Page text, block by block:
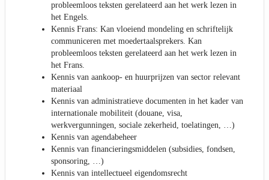
probleemloos teksten gerelateerd aan het werk lezen in
het Engels.
Kennis Frans: Kan vloeiend mondeling en schriftelijk
communiceren met moedertaalsprekers. Kan
probleemloos teksten gerelateerd aan het werk lezen in
het Frans.
Kennis van aankoop- en huurprijzen van sector relevant
materiaal
Kennis van administratieve documenten in het kader van
internationale mobiliteit (douane, visa,
werkvergunningen, sociale zekerheid, toelatingen, …)
Kennis van agendabeheer
Kennis van financieringsmiddelen (subsidies, fondsen,
sponsoring, …)
Kennis van intellectueel eigendomsrecht